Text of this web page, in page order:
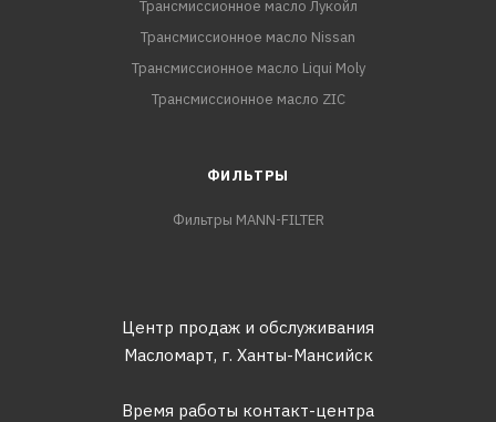
Трансмиссионное масло Лукойл
Трансмиссионное масло Nissan
Трансмиссионное масло Liqui Moly
Трансмиссионное масло ZIC
ФИЛЬТРЫ
Фильтры MANN-FILTER
Центр продаж и обслуживания
Масломарт, г. Ханты-Мансийск
Время работы контакт-центра